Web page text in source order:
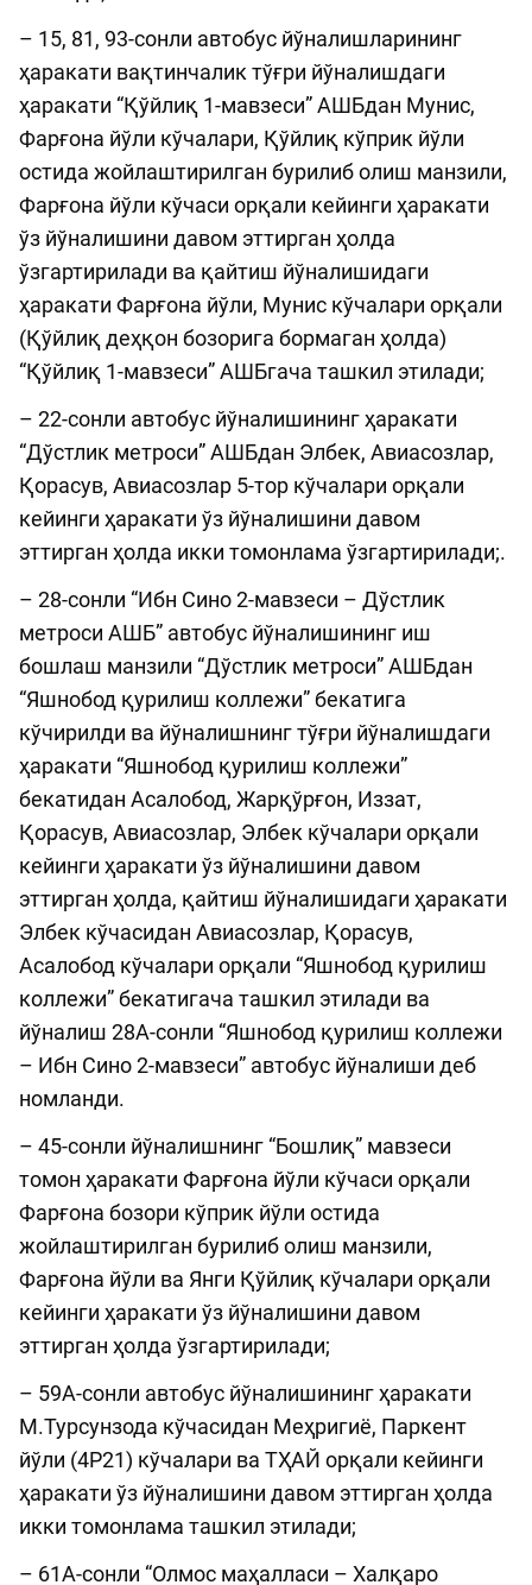
– 15, 81, 93-сонли автобус йўналишларининг
ҳаракати вақтинчалик тўғри йўналишдаги
ҳаракати “Қўйлиқ 1-мавзеси” АШБдан Мунис,
Фарғона йўли кўчалари, Қўйлиқ кўприк йўли
остида жойлаштирилган бурилиб олиш манзили,
Фарғона йўли кўчаси орқали кейинги ҳаракати
ўз йўналишини давом эттирган ҳолда
ўзгартирилади ва қайтиш йўналишидаги
ҳаракати Фарғона йўли, Мунис кўчалари орқали
(Қўйлиқ деҳқон бозорига бормаган ҳолда)
“Қўйлиқ 1-мавзеси” АШБгача ташкил этилади;
– 22-сонли автобус йўналишининг ҳаракати
“Дўстлик метроси” АШБдан Элбек, Авиасозлар,
Қорасув, Авиасозлар 5-тор кўчалари орқали
кейинги ҳаракати ўз йўналишини давом
эттирган ҳолда икки томонлама ўзгартирилади;.
– 28-сонли “Ибн Сино 2-мавзеси – Дўстлик
метроси АШБ” автобус йўналишининг иш
бошлаш манзили “Дўстлик метроси” АШБдан
“Яшнобод қурилиш коллежи” бекатига
кўчирилди ва йўналишнинг тўғри йўналишдаги
ҳаракати “Яшнобод қурилиш коллежи”
бекатидан Асалобод, Жарқўрғон, Иззат,
Қорасув, Авиасозлар, Элбек кўчалари орқали
кейинги ҳаракати ўз йўналишини давом
эттирган ҳолда, қайтиш йўналишидаги ҳаракати
Элбек кўчасидан Авиасозлар, Қорасув,
Асалобод кўчалари орқали “Яшнобод қурилиш
коллежи” бекатигача ташкил этилади ва
йўналиш 28А-сонли “Яшнобод қурилиш коллежи
– Ибн Сино 2-мавзеси” автобус йўналиши деб
номланди.
– 45-сонли йўналишнинг “Бошлиқ” мавзеси
томон ҳаракати Фарғона йўли кўчаси орқали
Фарғона бозори кўприк йўли остида
жойлаштирилган бурилиб олиш манзили,
Фарғона йўли ва Янги Қўйлиқ кўчалари орқали
кейинги ҳаракати ўз йўналишини давом
эттирган ҳолда ўзгартирилади;
– 59А-сонли автобус йўналишининг ҳаракати
М.Турсунзода кўчасидан Меҳригиё, Паркент
йўли (4Р21) кўчалари ва ТҲАЙ орқали кейинги
ҳаракати ўз йўналишини давом эттирган ҳолда
икки томонлама ташкил этилади;
– 61А-сонли “Олмос маҳалласи – Халқаро